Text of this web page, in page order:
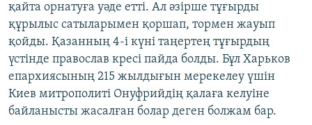
қайта орнатуға уәде етті. Ал әзірше тұғырды
құрылыс сатыларымен қоршап, тормен жауып
қойды. Қазанның 4-і күні таңертең тұғырдың
үстінде православ кресі пайда болды. Бұл Харьков
епархиясының 215 жылдығын мерекелеу үшін
Киев митрополиті Онуфрийдің қалаға келуіне
байланысты жасалған болар деген болжам бар.